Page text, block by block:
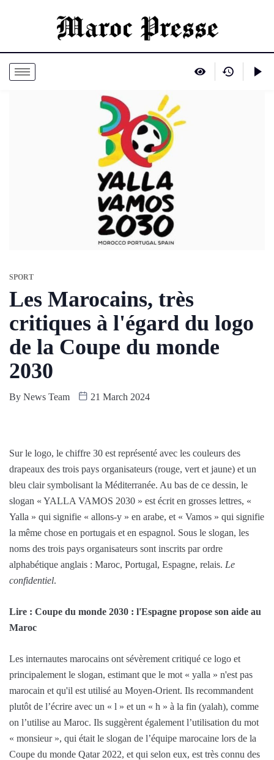
SPORT
Les Marocains, très
critiques à l'égard du logo
de la Coupe du monde
2030
By News Team 21 March 2024
Sur le logo, le chiffre 30 est représenté avec les couleurs des
drapeaux des trois pays organisateurs (rouge, vert et jaune) et un
bleu clair symbolisant la Méditerranée. Au bas de ce dessin, le
slogan « YALLA VAMOS 2030 » est écrit en grosses lettres, «
Yalla » qui signifie « allons-y » en arabe, et « Vamos » qui signifie
la même chose en portugais et en espagnol. Sous le slogan, les
noms des trois pays organisateurs sont inscrits par ordre
alphabétique anglais : Maroc, Portugal, Espagne, relais. Le
confidentiel.
Lire : Coupe du monde 2030 : l'Espagne propose son aide au
Maroc
Les internautes marocains ont sévèrement critiqué ce logo et
principalement le slogan, estimant que le mot « yalla » n'est pas
marocain et qu'il est utilisé au Moyen-Orient. Ils recommandent
plutôt de l’écrire avec un « l » et un « h » à la fin (yalah), comme
on l’utilise au Maroc. Ils suggèrent également l’utilisation du mot
« monsieur », qui était le slogan de l’équipe marocaine lors de la
Coupe du monde Qatar 2022, et qui selon eux, est très connu des